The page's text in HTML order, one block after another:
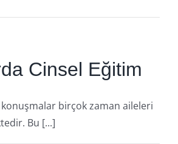
Cinsel Eğitim
birçok zaman aileleri
Bu [...]